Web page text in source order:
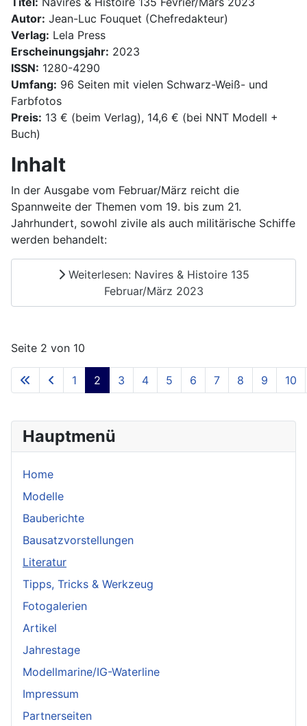
Hauptmenü
Home
Modelle
Bauberichte
Bausatzvorstellungen
Literatur
Tipps, Tricks & Werkzeug
Fotogalerien
Artikel
Jahrestage
Modellmarine/IG-Waterline
Impressum
Partnerseiten
Autor: Jean-Luc Fouquet (Chefredakteur)
Verlag: Lela Press
Erscheinungsjahr: 2023
ISSN: 1280-4290
Umfang: 96 Seiten mit vielen Schwarz-Weiß- und
Farbfotos
Preis: 13 € (beim Verlag), 14,6 € (bei NNT Modell +
Buch)
Inhalt
In der Ausgabe vom Februar/März reicht die
Spannweite der Themen vom 19. bis zum 21.
Jahrhundert, sowohl zivile als auch militärische Schiffe
werden behandelt:
Weiterlesen: Navires & Histoire 135
Februar/März 2023
Seite 2 von 10
1 2 3 4 5 6 7 8 9 10